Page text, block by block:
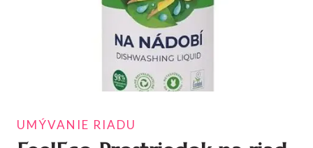
UMÝVANIE RIADU